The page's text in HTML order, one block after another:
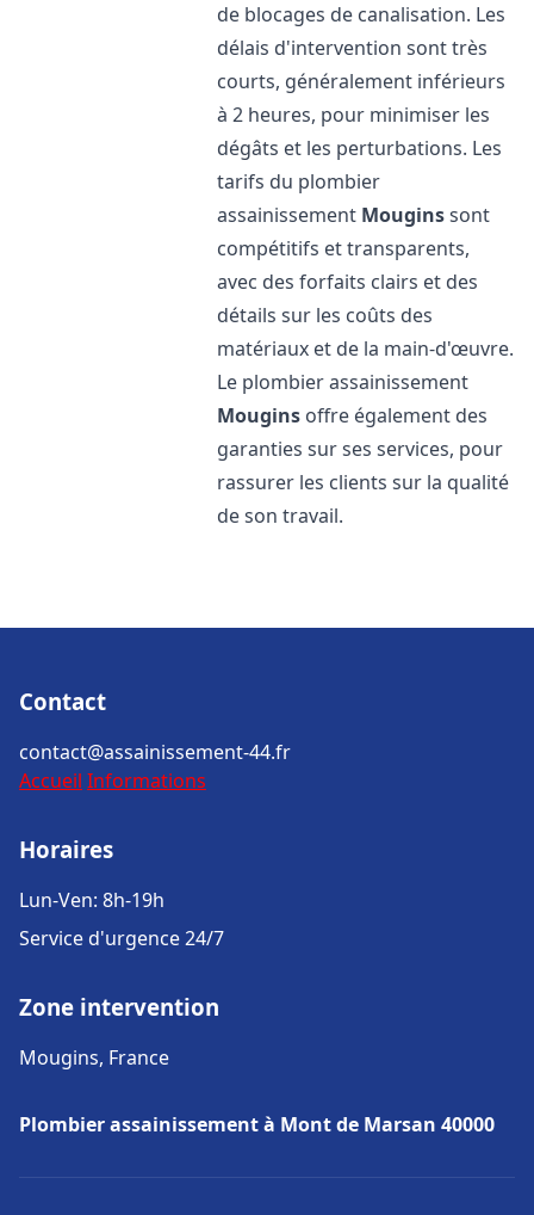
de blocages de canalisation. Les
délais d'intervention sont très
courts, généralement inférieurs
à 2 heures, pour minimiser les
dégâts et les perturbations. Les
tarifs du plombier
assainissement Mouginssont
compétitifs et transparents,
avec des forfaits clairs et des
détails sur les coûts des
matériaux et de la main-d'œuvre.
Le plombier assainissement
Mougins offre également des
garanties sur ses services, pour
rassurer les clients sur la qualité
de son travail.
Contact
contact@assainissement-44.fr
Accueil Informations
Horaires
Lun-Ven: 8h-19h
Service d'urgence 24/7
Zone intervention
Mougins, France
Plombier assainissement à Mont de Marsan 40000